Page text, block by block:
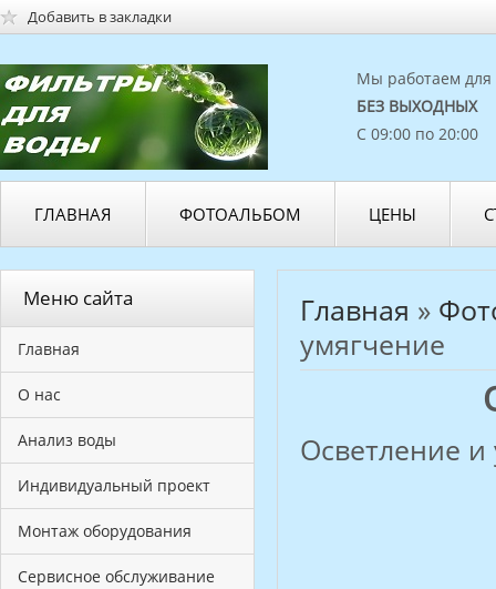
Добавить в закладки
Мы работаем для
БЕЗ ВЫХОДНЫХ
С 09:00 по 20:00
ГЛАВНАЯ ФОТОАЛЬБОМ ЦЕНЫ
Меню сайта
Главная
О нас
Анализ воды
Индивидуальный проект
Монтаж оборудования
Сервисное обслуживание
Главная »
умягчение
Осветление